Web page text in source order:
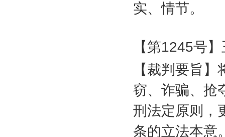
实、情节。
【第1245号】
【裁判要旨
窃、诈骗、抢
刑法定原则，
条的立法本意